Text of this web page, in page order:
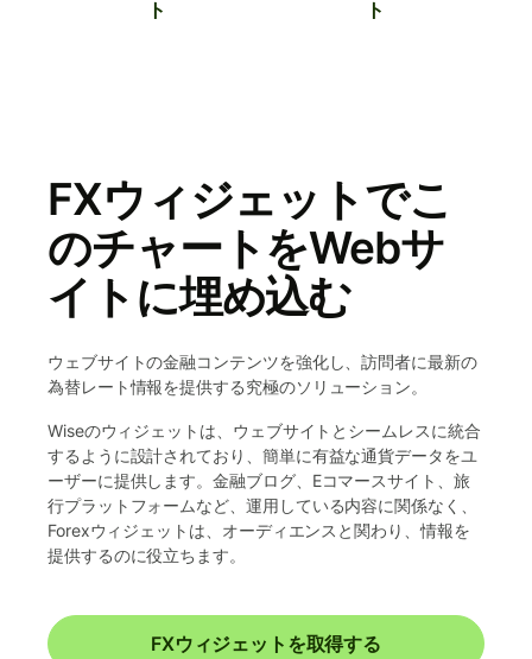
ト
ト
FXウィジェットでこ
のチャートをWebサ
イトに埋め込む
ウェブサイトの金融コンテンツを強化し、訪問者に最新の
為替レート情報を提供する究極のソリューション。
Wiseのウィジェットは、ウェブサイトとシームレスに統合
するように設計されており、簡単に有益な通貨データをユ
ーザーに提供します。金融ブログ、Eコマースサイト、旅
行プラットフォームなど、運用している内容に関係なく、
Forexウィジェットは、オーディエンスと関わり、情報を
提供するのに役立ちます。
FXウィジェットを取得する